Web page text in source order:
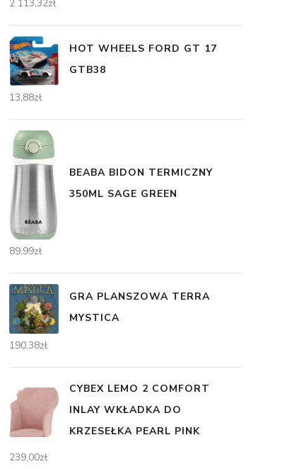
2 113,32zł
HOT WHEELS FORD GT 17
GTB38
13,88zł
BEABA BIDON TERMICZNY
350ML SAGE GREEN
89,99zł
GRA PLANSZOWA TERRA
MYSTICA
190,38zł
CYBEX LEMO 2 COMFORT
INLAY WKŁADKA DO
KRZESEŁKA PEARL PINK
239,00zł